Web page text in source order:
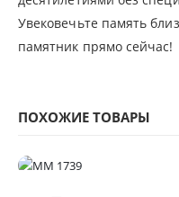
Увековечьте память
памятник прямо сейчас!
ПОХОЖИЕ ТОВАРЫ